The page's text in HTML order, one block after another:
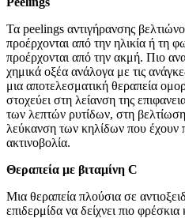
Τα peelings αντιγήρανσης
προέρχονται από την ηλικία ή τη
προέρχονται από την ακμή. Πιο
χημικά οξέα ανάλογα με τις
μια αποτελεσματική θεραπεία
στοχεύει στη λείανση της
των λεπτών ρυτίδων, στη
λεύκανση των κηλίδων που έχουν
ακτινοβολία.
Θεραπεία με βιταμίνη C
Μια θεραπεία πλούσια σε
επιδερμίδα να δείχνει πιο